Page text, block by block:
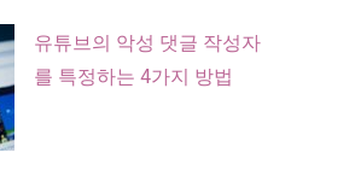
유튜브의 악성 댓글 작성자
를 특정하는 4가지 방법